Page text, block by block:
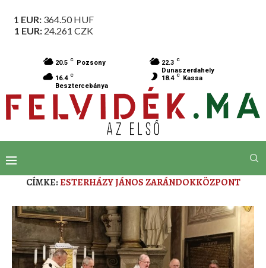
1 EUR: 364.50HUF
1 EUR: 24.261 CZK
20.5 C Pozsony 22.3 C
Dunaszerdahely
16.4 C
Besztercebánya
18.4 C Kassa
CÍMKE:ESTERHÁZY JÁNOS ZARÁNDOKKÖZPONT